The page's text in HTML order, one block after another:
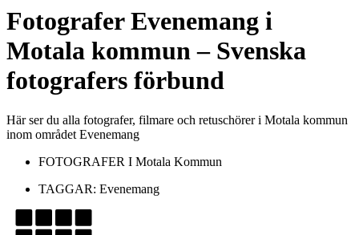
FotograferEvenemang i
Motala kommun– Svenska
fotografers förbund
Här ser du alla fotografer, filmare och retuschörer i Motala kommun
inom området Evenemang
FOTOGRAFER I Motala Kommun
TAGGAR: Evenemang